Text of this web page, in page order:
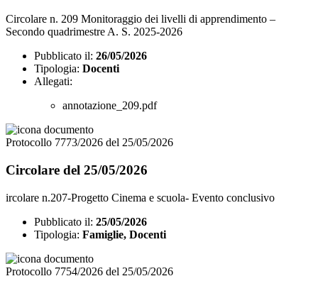
Circolare n. 209 Monitoraggio dei livelli di apprendimento –
Secondo quadrimestre A. S. 2025-2026
Pubblicato il: 26/05/2026
Tipologia: Docenti
Allegati:
annotazione_209.pdf
Protocollo 7773/2026 del 25/05/2026
Circolare del 25/05/2026
ircolare n.207-Progetto Cinema e scuola- Evento conclusivo
Pubblicato il: 25/05/2026
Tipologia: Famiglie, Docenti
Protocollo 7754/2026 del 25/05/2026